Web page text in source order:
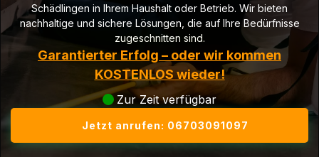
Schädlingen in Ihrem Haushalt oder Betrieb. Wir bieten
nachhaltige und sichere Lösungen, die auf Ihre Bedürfnisse
zugeschnitten sind.
Garantierter Erfolg – oder wir kommen
KOSTENLOS wieder!
Zur Zeit verfügbar
Jetzt anrufen: 06703091097